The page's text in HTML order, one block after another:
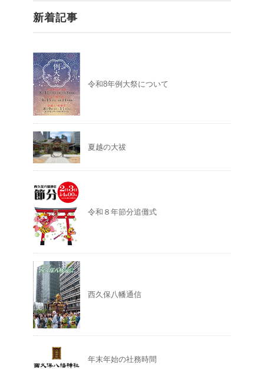
新着記事
令和8年例大祭について
夏越の大祓
令和８年節分追儺式
西久保八幡通信
年末年始の社務時間